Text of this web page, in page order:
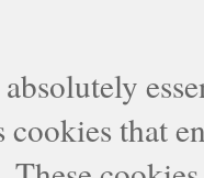
that